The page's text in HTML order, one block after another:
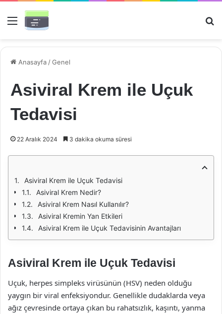
Menü
Anasayfa /Genel
Asiviral Krem ile Uçuk
Tedavisi
22 Aralık 2024 3 dakika okuma süresi
Asiviral Krem ile Uçuk Tedavisi
Asiviral Krem Nedir?
Asiviral Krem Nasıl Kullanılır?
Asiviral Kremin Yan Etkileri
Asiviral Krem ile Uçuk Tedavisinin Avantajları
Asiviral Krem ile Uçuk Tedavisi
Uçuk, herpes simpleks virüsünün (HSV) neden olduğu
yaygın bir viral enfeksiyondur. Genellikle dudaklarda veya
ağız çevresinde ortaya çıkan bu rahatsızlık, kaşıntı, yanma